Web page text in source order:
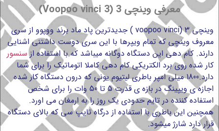
معرفی وینچی 3 (Voopoo vinci 3)
وینچی 3 ( voopoo vinci ) جدیدترین پاد ماد برند ووپوو از سری
معروف وینچی که تمام ویپرها با این سری دوست داشتنی اشنایی
دارند. کام دهی این دستگاه دوگانه میباشد که با استفاده ازسنسور
کار شده روی برد الکتریکی کام دهی کاملا اتوماتیک را برای شما
دارد.
1800 میلی امپر باطری لیتیوم یونی که درون دستگاه کار شده
اجازه ی ویپینگ در بازه ی قدرت 5 تا 50 وات را برای شخص
استفاده کننده در تایم حدودی یک روز را به ارمغان می اورد.
همچنین این باطری با استفاده از درگاه تایپ سی که بالای دستگاه
قرار دارد شارژ میشود.